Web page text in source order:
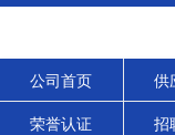
公司首页 供
荣誉认证 招